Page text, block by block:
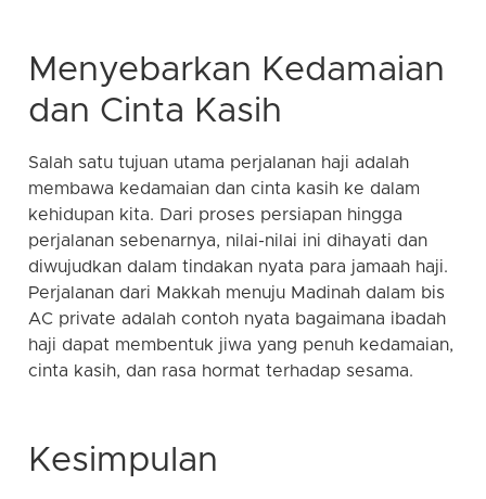
Menyebarkan Kedamaian
dan Cinta Kasih
Salah satu tujuan utama perjalanan haji adalah
membawa kedamaian dan cinta kasih ke dalam
kehidupan kita. Dari proses persiapan hingga
perjalanan sebenarnya, nilai-nilai ini dihayati dan
diwujudkan dalam tindakan nyata para jamaah haji.
Perjalanan dari Makkah menuju Madinah dalam bis
AC private adalah contoh nyata bagaimana ibadah
haji dapat membentuk jiwa yang penuh kedamaian,
cinta kasih, dan rasa hormat terhadap sesama.
Kesimpulan